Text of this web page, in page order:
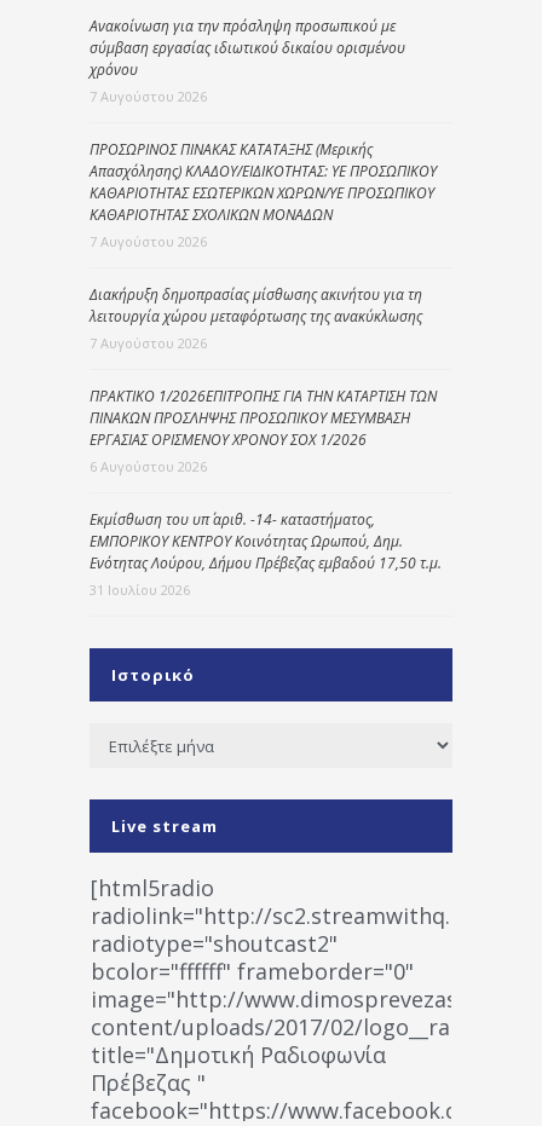
Ανακοίνωση για την πρόσληψη προσωπικού με
σύμβαση εργασίας ιδιωτικού δικαίου ορισμένου
χρόνου
7 Αυγούστου 2026
ΠΡΟΣΩΡΙΝΟΣ ΠΙΝΑΚΑΣ ΚΑΤΑΤΑΞΗΣ (Μερικής
Απασχόλησης) ΚΛΑΔΟΥ/ΕΙΔΙΚΟΤΗΤΑΣ: ΥΕ ΠΡΟΣΩΠΙΚΟΥ
ΚΑΘΑΡΙΟΤΗΤΑΣ ΕΣΩΤΕΡΙΚΩΝ ΧΩΡΩΝ/ΥΕ ΠΡΟΣΩΠΙΚΟΥ
ΚΑΘΑΡΙΟΤΗΤΑΣ ΣΧΟΛΙΚΩΝ ΜΟΝΑΔΩΝ
7 Αυγούστου 2026
Διακήρυξη δημοπρασίας μίσθωσης ακινήτου για τη
λειτουργία χώρου μεταφόρτωσης της ανακύκλωσης
7 Αυγούστου 2026
ΠΡΑΚΤΙΚΟ 1/2026ΕΠΙΤΡΟΠΗΣ ΓΙΑ ΤΗΝ ΚΑΤΑΡΤΙΣΗ ΤΩΝ
ΠΙΝΑΚΩΝ ΠΡΟΣΛΗΨΗΣ ΠΡΟΣΩΠΙΚΟΥ ΜΕΣΥΜΒΑΣΗ
ΕΡΓΑΣΙΑΣ ΟΡΙΣΜΕΝΟΥ ΧΡΟΝΟΥ ΣΟΧ 1/2026
6 Αυγούστου 2026
Εκμίσθωση του υπ΄ αριθ. -14- καταστήματος,
ΕΜΠΟΡΙΚΟΥ ΚΕΝΤΡΟΥ Κοινότητας Ωρωπού, Δημ.
Ενότητας Λούρου, Δήμου Πρέβεζας εμβαδού 17,50 τ.μ.
31 Ιουλίου 2026
Ιστορικό
Ιστορικό
Live stream
[html5radio
radiolink="http://
radiotype="shoutcast2"
bcolor="ffffff" frameborder="0"
image="http://www.dimosprevezas.gr/wp-
content/uploads/2017/02/
title="Δημοτική Ραδιοφωνία
Πρέβεζας "
facebook="https://www.facebook.com/